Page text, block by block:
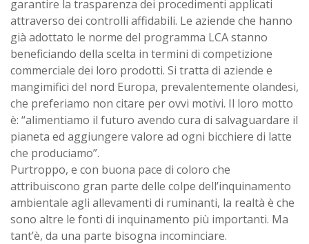
garantire la trasparenza dei procedimenti applicati
attraverso dei controlli affidabili. Le aziende che hanno
già adottato le norme del programma LCA stanno
beneficiando della scelta in termini di competizione
commerciale dei loro prodotti. Si tratta di aziende e
mangimifici del nord Europa, prevalentemente olandesi,
che preferiamo non citare per ovvi motivi. Il loro motto
è: “alimentiamo il futuro avendo cura di salvaguardare il
pianeta ed aggiungere valore ad ogni bicchiere di latte
che produciamo”.
Purtroppo, e con buona pace di coloro che
attribuiscono gran parte delle colpe dell’inquinamento
ambientale agli allevamenti di ruminanti, la realtà è che
sono altre le fonti di inquinamento più importanti. Ma
tant’è, da una parte bisogna incominciare.